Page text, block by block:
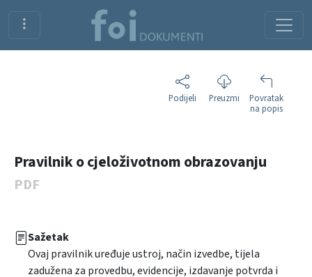
Podijeli Preuzmi
Povratak
na popis
Pravilnik o cjeloživotnom obrazovanju
PDF
Sažetak
Ovaj pravilnik uređuje ustroj, način izvedbe, tijela
zadužena za provedbu, evidencije, izdavanje potvrda i